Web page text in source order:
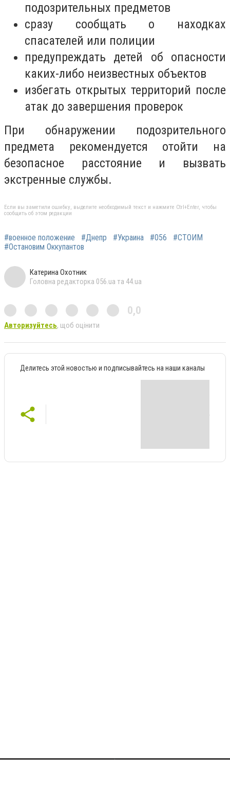
подозрительных предметов
сразу сообщать о находках
спасателей или полиции
предупреждать детей об опасности
каких-либо неизвестных объектов
избегать открытых территорий после
атак до завершения проверок
При обнаружении подозрительного
предмета рекомендуется отойти на
безопасное расстояние и вызвать
экстренные службы.
Если вы заметили ошибку, выделите необходимый текст и нажмите Ctrl+Enter, чтобы
сообщить об этом редакции
#военное положение #Днепр #Украина #056
#СТОИМ
#Остановим Оккупантов
Катерина Охотник
Головна редакторка 056.ua та 44.ua
0,0
Авторизуйтесь, щоб оцінити
Делитесь этой новостью и подписывайтесь на наши каналы